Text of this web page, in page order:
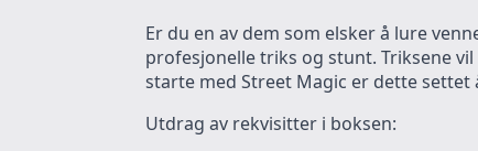
Er du en av dem som elsker å lure
profesjonelle triks og stunt. Triksene
starte med Street Magic er dette settet
Utdrag av rekvisitter i boksen: